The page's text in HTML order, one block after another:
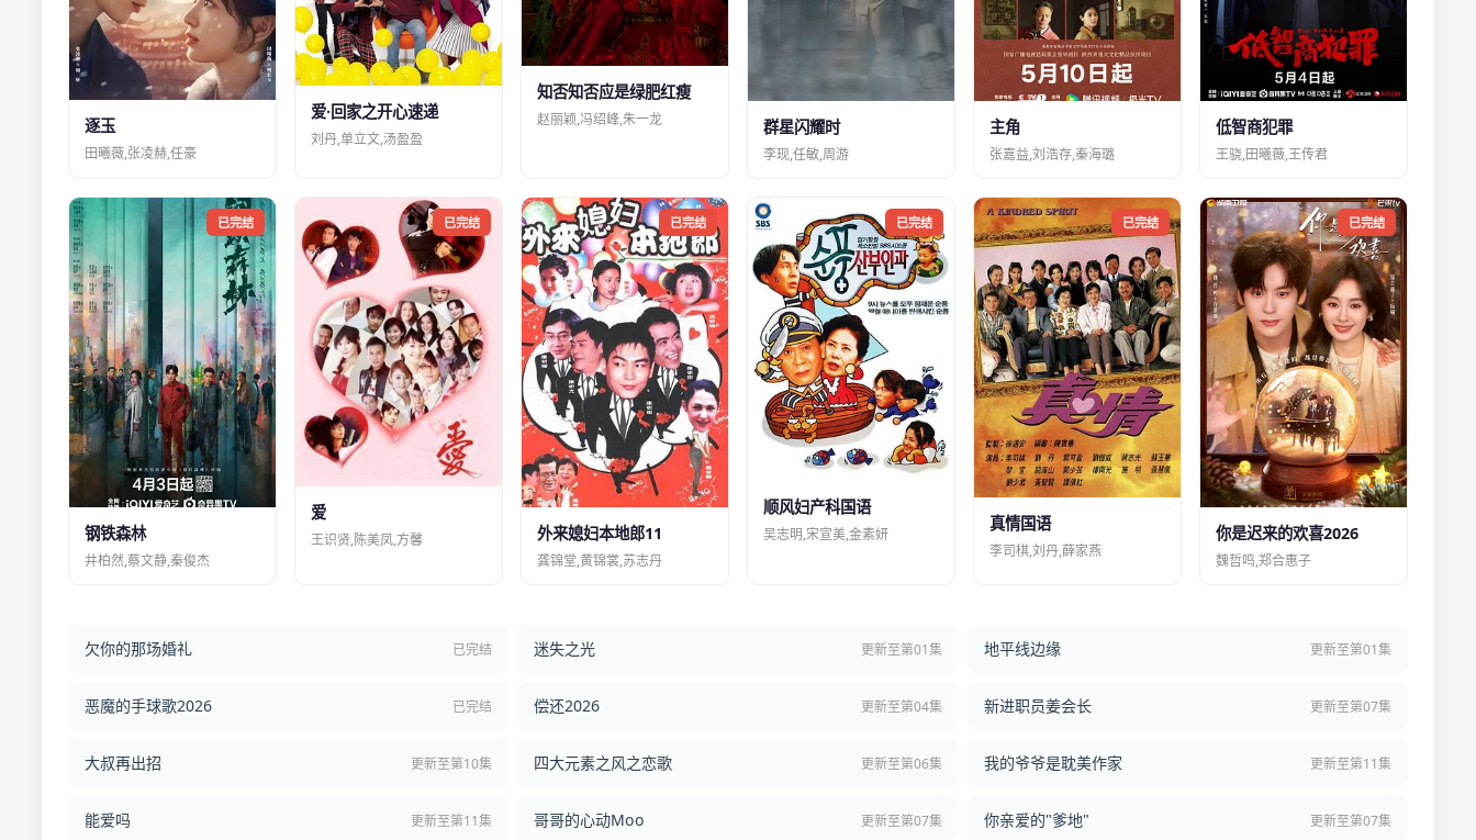
逐玉
田曦薇,张凌赫,任豪
爱·回家之开心速递
刘丹,单立文,汤盈盈
知否知否应是绿肥红瘦
赵丽颖,冯绍峰,朱一龙 群星闪耀时
李现,任敏,周游
主角
张嘉益,刘浩存,秦海璐
低智商犯罪
王骁,田曦薇,王传君
已完结
钢铁森林
井柏然,蔡文静,秦俊杰
已完结
爱
王识贤,陈美凤,方馨
已完结
外来媳妇本地郎11
龚锦堂,黄锦裳,苏志丹
已完结
顺风妇产科国语
吴志明,宋宣美,金素妍
已完结
真情国语
李司棋,刘丹,薛家燕
已完结
你是迟来的欢喜2026
魏哲鸣,郑合惠子
欠你的那场婚礼 已完结 迷失之光 更新至第01集 地平线边缘 更新至第01集
恶魔的手球歌2026 已完结 偿还2026 更新至第04集 新进职员姜会长 更新至第07集
大叔再出招 更新至第10集 四大元素之风之恋歌 更新至第06集 我的爷爷是耽美作家 更新至第11集
能爱吗 更新至第11集 哥哥的心动Moo 更新至第07集 你亲爱的"爹地" 更新至第07集